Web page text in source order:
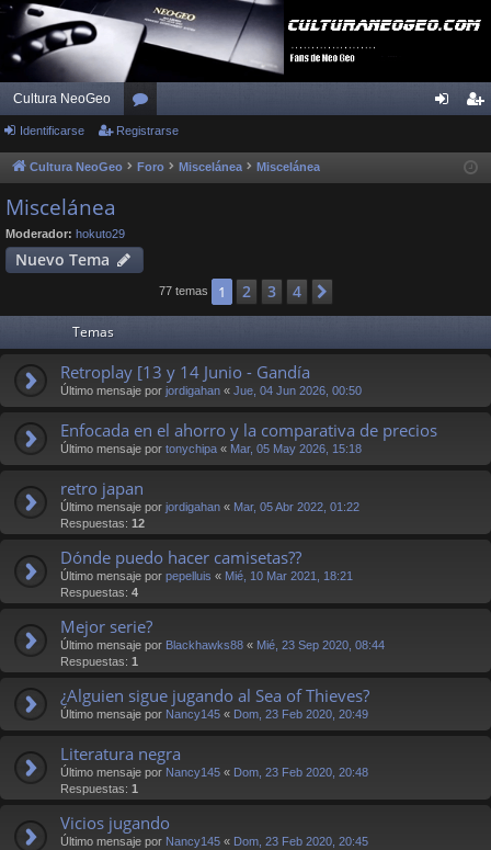
Cultura NeoGeo
or
os ist
Identificarse Registrarse
Cultura NeoGeo Foro Miscelánea Miscelánea
Miscelánea
Moderador: hokuto29
Nuevo Tema
77 temas 1 2 3 4
Temas
Retroplay [13 y 14 Junio - Gandía
Último mensaje por jordigahan « Jue, 04 Jun 2026, 00:50
Enfocada en el ahorro y la comparativa de precios
Último mensaje por tonychipa « Mar, 05 May 2026, 15:18
retro japan
Último mensaje por jordigahan « Mar, 05 Abr 2022, 01:22
Respuestas: 12
Dónde puedo hacer camisetas??
Último mensaje por pepelluis « Mié, 10 Mar 2021, 18:21
Respuestas: 4
Mejor serie?
Último mensaje por Blackhawks88 « Mié, 23 Sep 2020, 08:44
Respuestas: 1
¿Alguien sigue jugando al Sea of Thieves?
Último mensaje por Nancy145 « Dom, 23 Feb 2020, 20:49
Literatura negra
Último mensaje por Nancy145 « Dom, 23 Feb 2020, 20:48
Respuestas: 1
Vicios jugando
Último mensaje por Nancy145 « Dom, 23 Feb 2020, 20:45